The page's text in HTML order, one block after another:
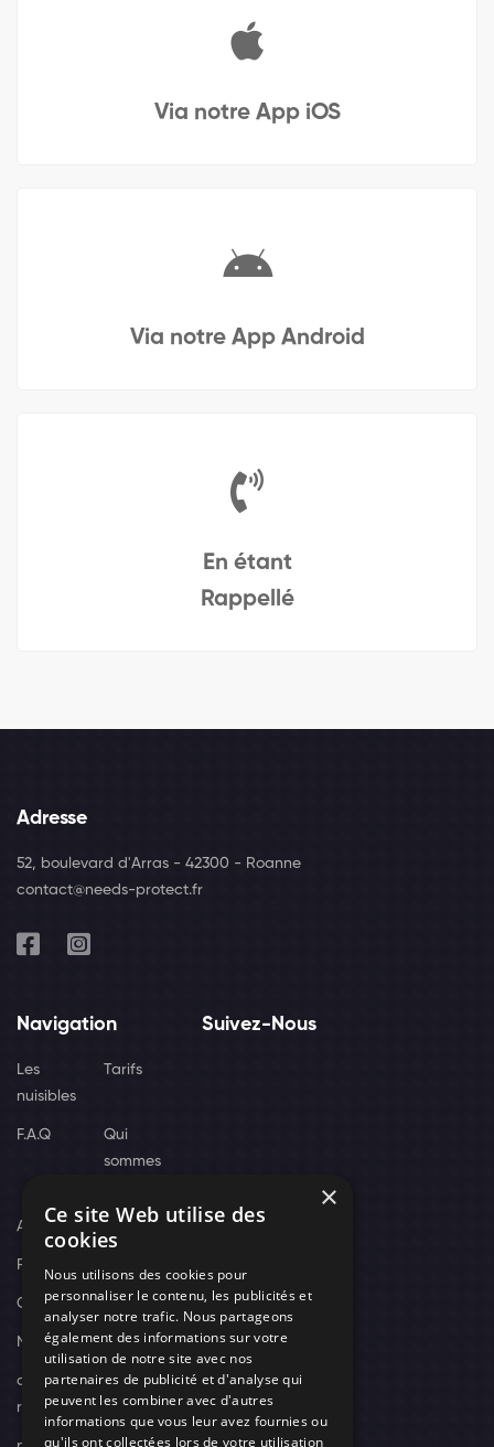
Via notre App iOS
Via notre App Android
En étant
Rappellé
Adresse
52, boulevard d'Arras - 42300 - Roanne
contact@needs-protect.fr
Navigation
Les
nuisibles
Tarifs
F.A.Q
Qui
sommes
Actus
Recrutement
Contact
Nos techniciens
campagne-
recrutement
Suivez-Nous
×
Ce site Web utilise des
cookies
Nous utilisons des cookies pour
personnaliser le contenu, les publicités et
analyser notre trafic. Nous partageons
également des informations sur votre
utilisation de notre site avec nos
partenaires de publicité et d'analyse qui
peuvent les combiner avec d'autres
informations que vous leur avez fournies ou
qu'ils ont collectées lors de votre utilisation